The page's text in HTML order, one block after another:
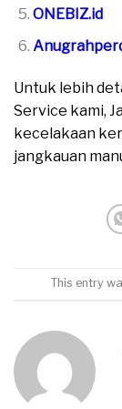
ONEBIZ.id
Untuk lebih
Service kami,
kecelakaan
jangkauan
This entry